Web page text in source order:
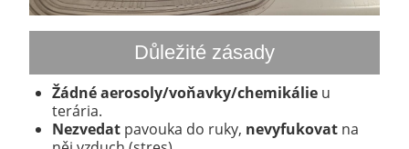
Důležité zásady
Žádné aerosoly/voňavky/chemikálieu
terária.
Nezvedatpavouka do ruky, nevyfukovatna